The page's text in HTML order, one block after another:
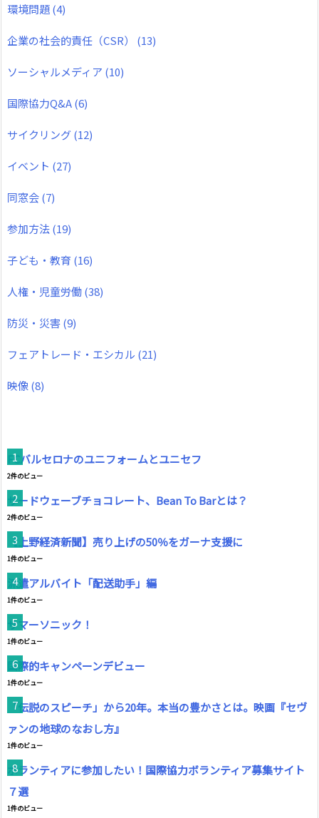
環境問題(4)
企業の社会的責任（CSR） (13)
ソーシャルメディア (10)
国際協力Q&A(6)
サイクリング(12)
イベント (27)
同窓会(7)
参加方法(19)
子ども・教育 (16)
人権・児童労働(38)
防災・災害(9)
フェアトレード・エシカル (21)
映像(8)
FCバルセロナのユニフォームとユニセフ
2件のビュー
サードウェーブチョコレート、Bean To Barとは？
2件のビュー
【上野経済新聞】売り上げの50％をガーナ支援に
1件のビュー
派遣アルバイト「配送助手」編
1件のビュー
サマーソニック！
1件のビュー
国際的キャンペーンデビュー
1件のビュー
「伝説のスピーチ」から20年。本当の豊かさとは。映画『セヴ
ァンの地球のなおし方』
1件のビュー
ボランティアに参加したい！国際協力ボランティア募集サイト
７選
1件のビュー